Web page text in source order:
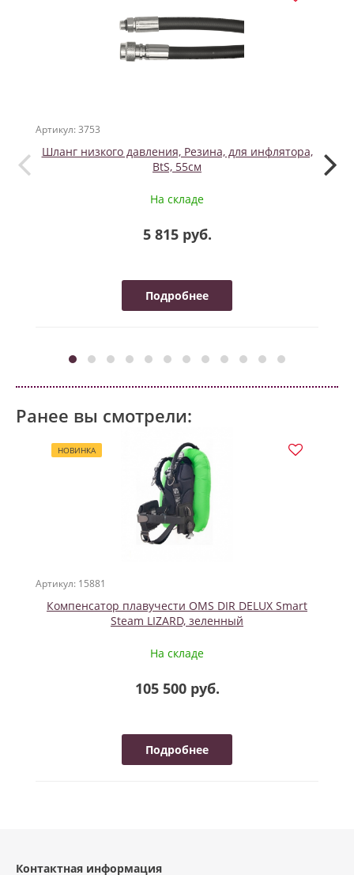
Артикул: 3753
Шланг низкого давления, Резина, для инфлятора,
BtS, 55см
На складе
5 815 руб.
Подробнее
Ранее вы смотрели:
НОВИНКА
Артикул: 15881
Компенсатор плавучести OMS DIR DELUX Smart
Steam LIZARD, зеленный
На складе
105 500 руб.
Подробнее
Контактная информация